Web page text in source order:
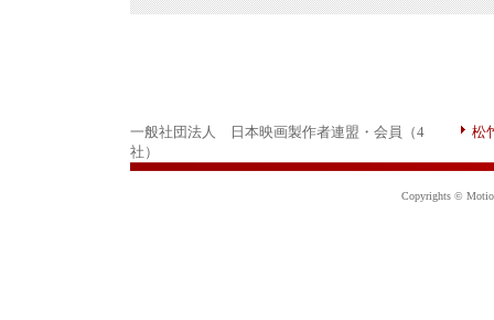
一般社団法人 日本映画製作者連盟・会員（4
社）
松
Copyrights ©